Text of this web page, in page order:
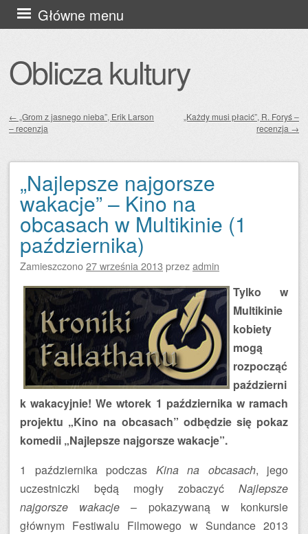
Oblicza kultury
Główne menu
Przejdź
do
Zobacz wpisy
← „Grom z jasnego nieba”, Erik Larson
– recenzja
„Każdy musi płacić”, R. Foryś –
recenzja →
„Najlepsze najgorsze
wakacje” – Kino na
obcasach w Multikinie (1
października)
Zamieszczono27 września 2013 przezadmin
Tylko w
Multikinie
kobiety
mogą
rozpocząć
październi
k wakacyjnie! We wtorek 1 października w ramach
projektu „Kino na obcasach” odbędzie się pokaz
komedii „Najlepsze najgorsze wakacje”.
1 października podczas Kina na obcasach, jego
uczestniczki będą mogły zobaczyć Najlepsze
najgorsze wakacje – pokazywaną w konkursie
głównym Festiwalu Filmowego w Sundance 2013